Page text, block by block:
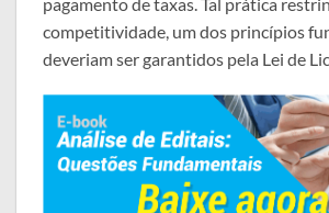
competitividade, um dos princípios
deveriam ser garantidos pela Lei de